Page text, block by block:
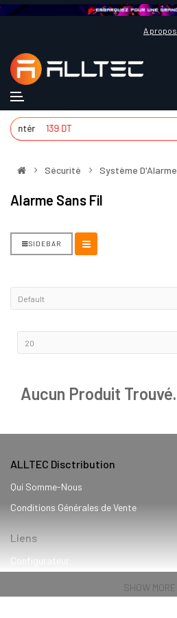
A propos
d'intér 139 DT
Sécurité Système D'Alarme
Alarme Sans Fil
SIDEBAR
Aucun Produit Trouvé.
ALLTEC Disctribution
Qui Somme-Nous
Conditions Générales de Vente
Liens
Configurateur
SHOW MORE